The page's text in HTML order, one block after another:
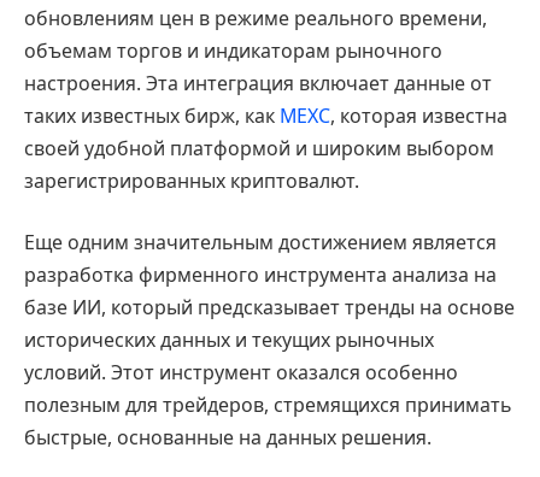
обновлениям цен в режиме реального времени,
объемам торгов и индикаторам рыночного
настроения. Эта интеграция включает данные от
таких известных бирж, как MEXC, которая известна
своей удобной платформой и широким выбором
зарегистрированных криптовалют.
Еще одним значительным достижением является
разработка фирменного инструмента анализа на
базе ИИ, который предсказывает тренды на основе
исторических данных и текущих рыночных
условий. Этот инструмент оказался особенно
полезным для трейдеров, стремящихся принимать
быстрые, основанные на данных решения.